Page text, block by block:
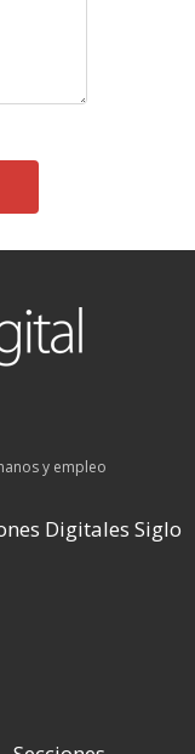
y empleo
Digitales Siglo